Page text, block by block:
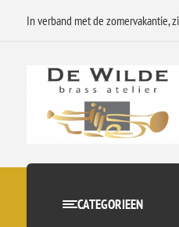
In verband met de zomervakantie,
CATEGORIEEN